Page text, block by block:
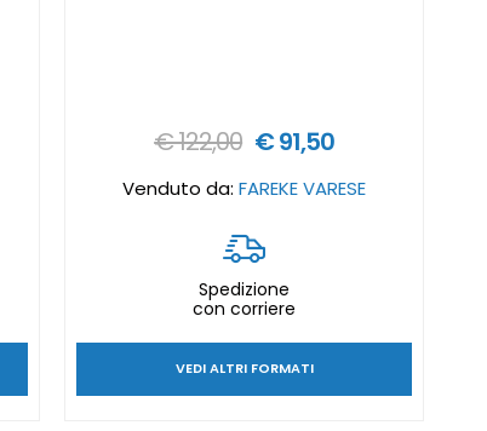
€ 122,00 € 91,50
Venduto da:FAREKE VARESE
Spedizione
con corriere
VEDI ALTRI FORMATI